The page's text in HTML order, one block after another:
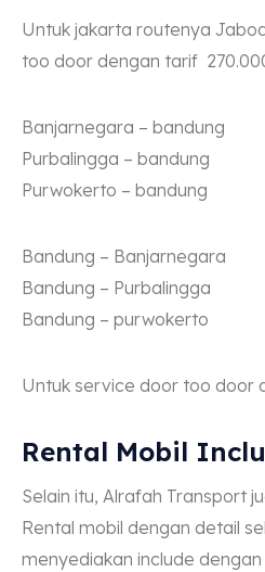
Untuk jakarta routenya
too door dengan tarif
Banjarnegara – bandung
Purbalingga – bandung
Purwokerto – bandung
Bandung – Banjarnegara
Bandung – Purbalingga
Bandung – purwokerto
Untuk service door too door
Rental Mobil
Selain itu, Alrafah Transport
Rental mobil dengan detail
menyediakan include